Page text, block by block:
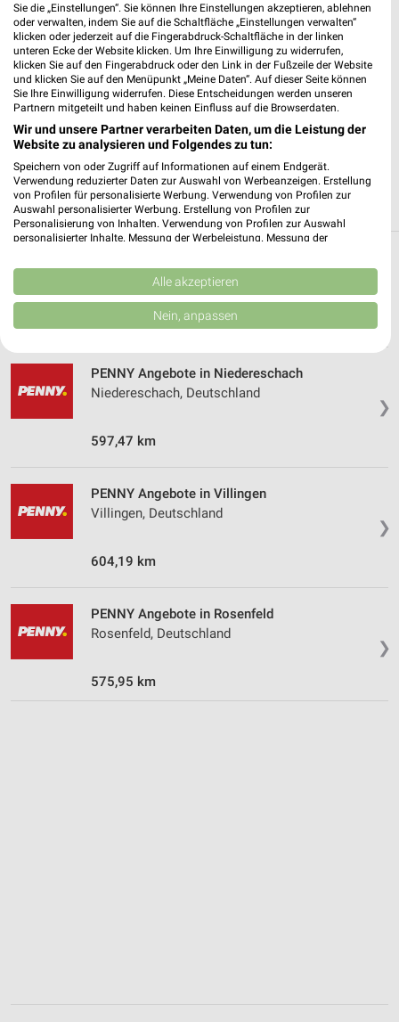
✔Standortgenaue Angebote
✔Folge deinem Lieblingshändler
✔Push-Benachrichtigungen bei neuen Prospekten
✔Einkaufsliste - Einkauf stressfrei planen
JETZT LADEN UND SPAREN!
Weitere PENNY Geschäfte mit Angeboten in
und um Denkingen
5 Geschäfte und Orte
❯
PENNY Angebote in Niedereschach
Niedereschach, Deutschland
597,47 km
❯
PENNY Angebote in Villingen
Villingen, Deutschland
604,19 km
❯
PENNY Angebote in Rosenfeld
Rosenfeld, Deutschland
575,95 km
Sie die „Einstellungen“. Sie können Ihre Einstellungen akzeptieren, ablehnen
oder verwalten, indem Sie auf die Schaltfläche „Einstellungen verwalten“
klicken oder jederzeit auf die Fingerabdruck-Schaltfläche in der linken
unteren Ecke der Website klicken. Um Ihre Einwilligung zu widerrufen,
klicken Sie auf den Fingerabdruck oder den Link in der Fußzeile der Website
und klicken Sie auf den Menüpunkt „Meine Daten“. Auf dieser Seite können
Sie Ihre Einwilligung widerrufen. Diese Entscheidungen werden unseren
Partnern mitgeteilt und haben keinen Einfluss auf die Browserdaten.
Wir und unsere Partner verarbeiten Daten, um die Leistung der
Website zu analysieren und Folgendes zu tun:
Speichern von oder Zugriff auf Informationen auf einem Endgerät.
Verwendung reduzierter Daten zur Auswahl von Werbeanzeigen. Erstellung
von Profilen für personalisierte Werbung. Verwendung von Profilen zur
Auswahl personalisierter Werbung. Erstellung von Profilen zur
Personalisierung von Inhalten. Verwendung von Profilen zur Auswahl
personalisierter Inhalte. Messung der Werbeleistung. Messung der
Kombinationen von Daten aus verschiedenen Quellen. Entwicklung und
Verbesserung der Angebote. Verwendung reduzierter Daten zur Auswahl
von Inhalten.
Daten können außerhalb der Europäischen Union weitergegeben und in die
USA gesendet werden.
Website/App.
Partnerliste anzeigen (1 IAB-Anbieter)
Verwendung reduzierter Daten zur Auswahl von
Werbeanzeigen
Erstellung von Profilen für personalisierte
Verwendung von Profilen zur Auswahl
personalisierter Werbung
Erstellung von Profilen zur Personalisierung
von Inhalten
Alle akzeptieren
Nein, anpassen